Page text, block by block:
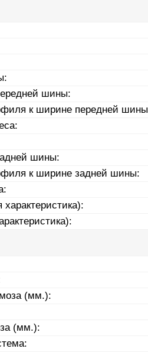
шины:
к ширине передней
шины:
к ширине задней шины:
(мм.):
(мм.):